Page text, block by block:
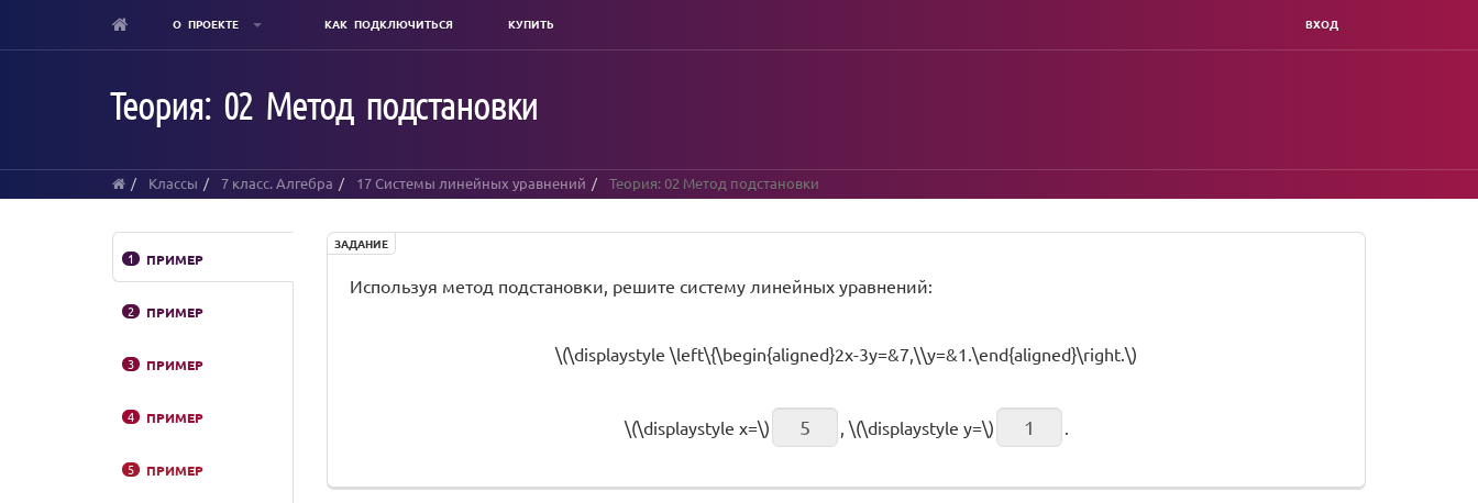
О ПРОЕКТЕ КАК ПОДКЛЮЧИТЬСЯ КУПИТЬ ВХОД
Теория: 02 Метод подстановки
Классы 7 класс. Алгебра 17 Системы линейных уравнений Теория: 02 Метод подстановки
1 ПРИМЕР
2 ПРИМЕР
3 ПРИМЕР
4 ПРИМЕР
5 ПРИМЕР
ЗАДАНИЕ
Используя метод подстановки, решите систему линейных уравнений:
\(\displaystyle \left\{\begin{aligned}2x-3y=&7,\\y=&1.\end{aligned}\right.\)
\(\displaystyle x=\) , \(\displaystyle y=\) .